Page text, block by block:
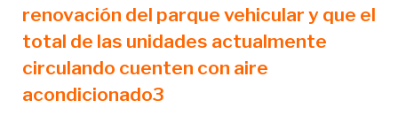
renovación del parque vehicular y que el
total de las unidades actualmente
circulando cuenten con aire
acondicionado3